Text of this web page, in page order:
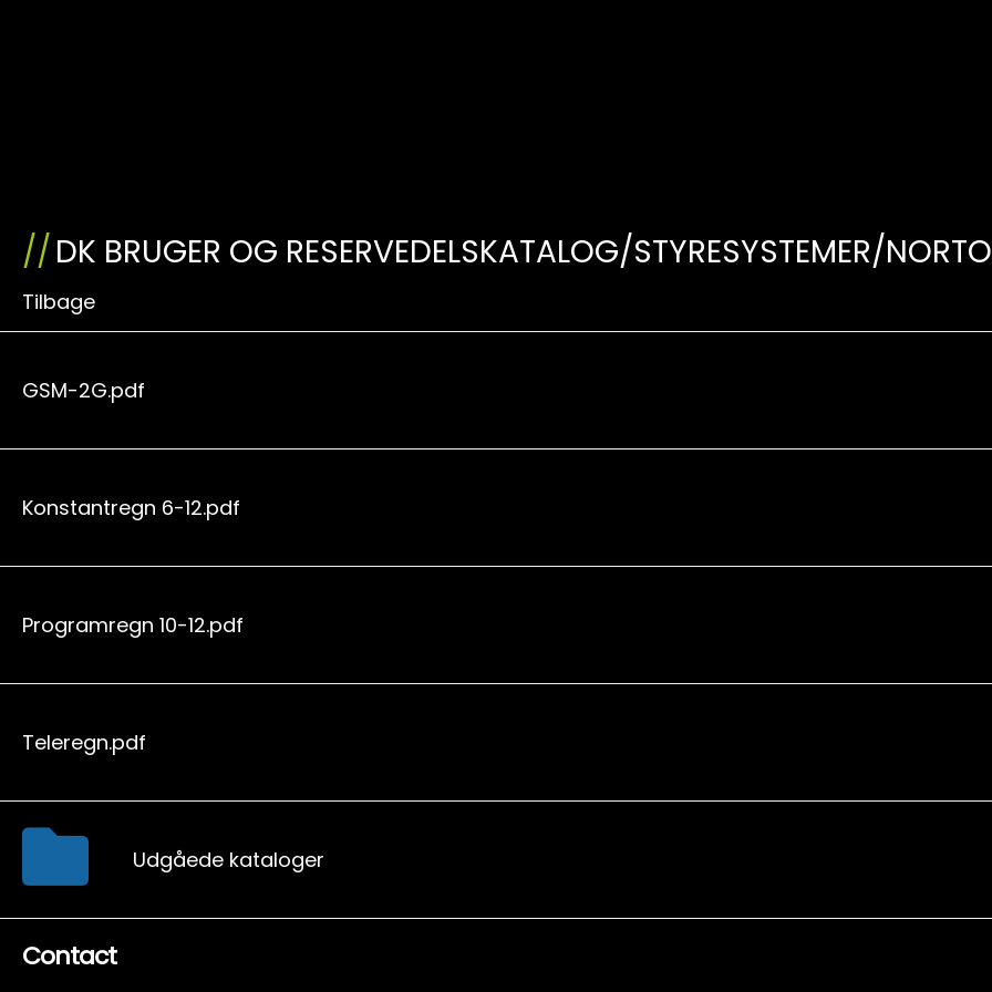
DK BRUGER OG RESERVEDELSKATALOG/STYRESYSTEMER/
Tilbage
GSM-2G.pdf
Konstantregn 6-12.pdf
Programregn 10-12.pdf
Teleregn.pdf
Udgåede kataloger
Contact